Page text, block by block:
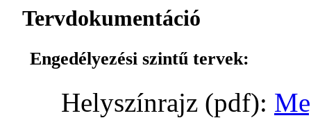
Tervdokumentáció
Engedélyezési szintű tervek:
Helyszínrajz (pdf):